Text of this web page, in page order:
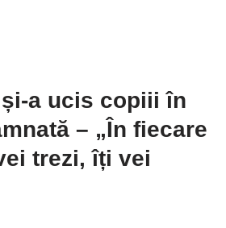
a ucis copiii în
– „În fiecare
trezi, îți vei